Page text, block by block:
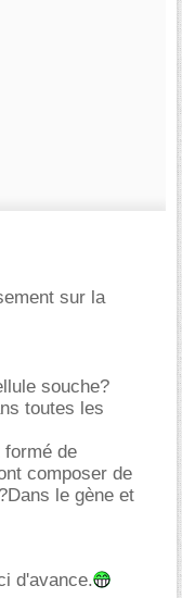
sur la
souche?
toutes les
de
composer de
le gène et
d'avance.